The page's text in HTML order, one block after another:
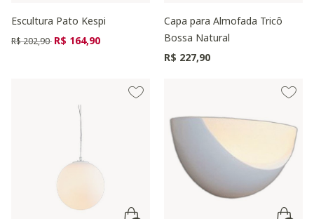
Escultura Pato Kespi
Preço reduzido de
R$ 202,90 para
R$ 164,90
Capa para Almofada Tricô
Bossa Natural
R$ 227,90